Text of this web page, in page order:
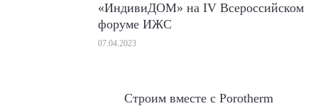
«ИндивиДОМ» на IV Всероссийском
форуме ИЖС
07.04.2023
Строим вместе с Porotherm